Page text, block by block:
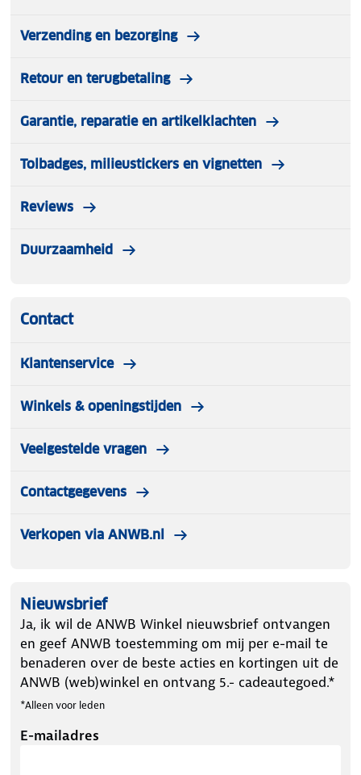
Verzending en bezorging
Retour en terugbetaling
Garantie, reparatie en artikelklachten
Tolbadges, milieustickers en vignetten
Reviews
Duurzaamheid
Contact
Klantenservice
Winkels & openingstijden
Veelgestelde vragen
Contactgegevens
Verkopen via ANWB.nl
Nieuwsbrief
Ja, ik wil de ANWB Winkel nieuwsbrief ontvangen
en geef ANWB toestemming om mij per e-mail te
benaderen over de beste acties en kortingen uit de
ANWB (web)winkel en ontvang 5.- cadeautegoed.*
*Alleen voor leden
E-mailadres